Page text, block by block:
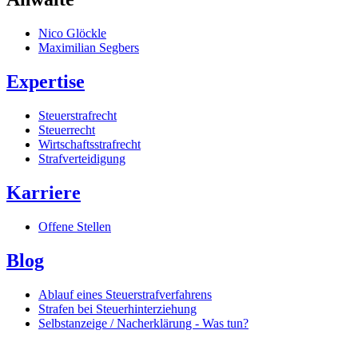
Nico Glöckle
Maximilian Segbers
Expertise
Steuerstrafrecht
Steuerrecht
Wirtschaftsstrafrecht
Strafverteidigung
Karriere
Offene Stellen
Blog
Ablauf eines Steuerstrafverfahrens
Strafen bei Steuerhinterziehung
Selbstanzeige / Nacherklärung - Was tun?